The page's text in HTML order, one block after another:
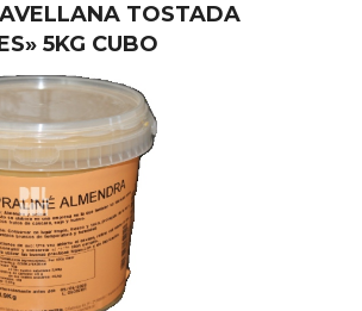
TOSTADA
5KG CUBO